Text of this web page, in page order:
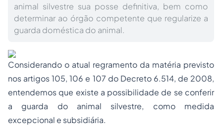
animal silvestre sua posse definitiva, bem como
determinar ao órgão competente que regularize a
guarda doméstica do animal.
Considerando o atual regramento da matéria previsto
nos artigos 105, 106 e 107 do Decreto 6.514, de 2008,
entendemos que existe a possibilidade de se conferir
a guarda do animal silvestre, como medida
excepcional e subsidiária.